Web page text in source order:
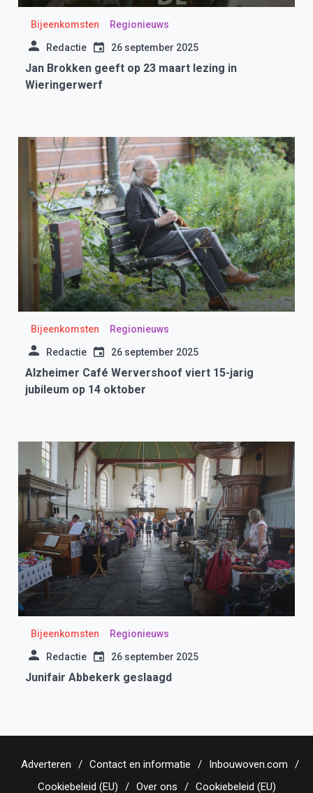
Bijeenkomsten Regionieuws
Redactie 26 september 2025
Jan Brokken geeft op 23 maart lezing in
Wieringerwerf
Bijeenkomsten Regionieuws
Redactie 26 september 2025
Alzheimer Café Wervershoof viert 15-jarig
jubileum op 14 oktober
Bijeenkomsten Regionieuws
Redactie 26 september 2025
Junifair Abbekerk geslaagd
Adverteren Contact en informatie
Inbouwoven.com
Cookiebeleid (EU)
Over ons Cookiebeleid (EU)